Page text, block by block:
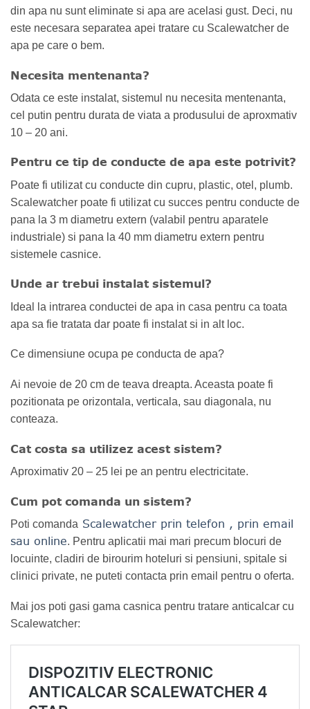
din apa nu sunt eliminate si apa are acelasi gust. Deci, nu
este necesara separatea apei tratare cu Scalewatcher de
apa pe care o bem.
Necesita mentenanta?
Odata ce este instalat, sistemul nu necesita mentenanta,
cel putin pentru durata de viata a produsului de aproxmativ
10 – 20 ani.
Pentru ce tip de conducte de apa este potrivit?
Poate fi utilizat cu conducte din cupru, plastic, otel, plumb.
Scalewatcher poate fi utilizat cu succes pentru conducte de
pana la 3 m diametru extern (valabil pentru aparatele
industriale) si pana la 40 mm diametru extern pentru
sistemele casnice.
Unde ar trebui instalat sistemul?
Ideal la intrarea conductei de apa in casa pentru ca toata
apa sa fie tratata dar poate fi instalat si in alt loc.
Ce dimensiune ocupa pe conducta de apa?
Ai nevoie de 20 cm de teava dreapta. Aceasta poate fi
pozitionata pe orizontala, verticala, sau diagonala, nu
conteaza.
Cat costa sa utilizez acest sistem?
Aproximativ 20 – 25 lei pe an pentru electricitate.
Cum pot comanda un sistem?
Poti comanda Scalewatcher prin telefon , prin email
sau online. Pentru aplicatii mai mari precum blocuri de
locuinte, cladiri de birourim hoteluri si pensiuni, spitale si
clinici private, ne puteti contacta prin email pentru o oferta.
Mai jos poti gasi gama casnica pentru tratare anticalcar cu
Scalewatcher: